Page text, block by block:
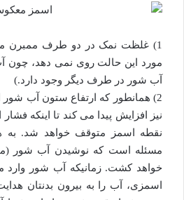
1) غلظت نمک در دو طرف ممبرن
مورد این حالت روی نمی دهد،
آب شور در طرف دیگر وجود دارد.)
2) همانطور که ارتفاع ستون آب
نیز افزایش پیدا می کند تا اینکه
نقطه اسمز متوقف خواهد شد. به
مسئله است که نوشیدن آب شور
خواهد کشت. زمانیکه آب شور وارد
اسمزی، آب را به بیرون بدنتان